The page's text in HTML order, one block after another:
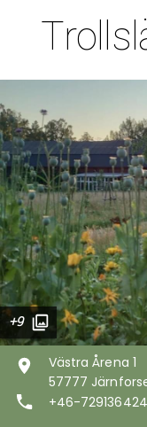
+9
Västra Årena 1
57777
+46-729136424